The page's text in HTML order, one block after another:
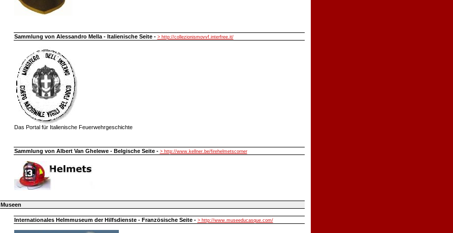
Sammlung von Alessandro Mella - Italienische Seite - > http://collezionismovvf.interfree.it/
Das Portal für Italienische Feuerwehrgeschichte
Sammlung von Albert Van Ghelewe - Belgische Seite - > http://www.kellner.be/firehelmetscorner
Museen
Internationales Helmmuseum der Hilfsdienste - Französische Seite - > http://www.museeducasque.com/